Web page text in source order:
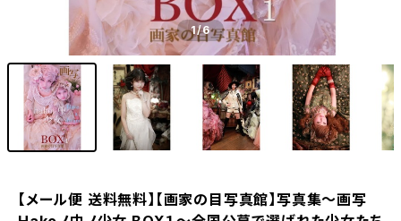
1/6
【メール便 送料無料】【画家の目写真館】写真集～画写